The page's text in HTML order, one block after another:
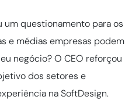
um questionamento para os
e médias empresas podem
negócio? O CEO reforçou
dos setores e
na SoftDesign.